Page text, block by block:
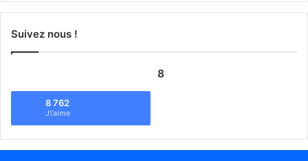
Suivez nous !
8
8 762
J\'aime